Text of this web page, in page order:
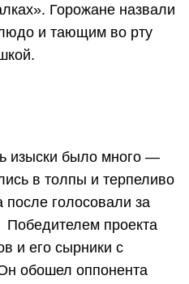
Горожане назвали
и тающим во рту
изыски было много —
в толпы и терпеливо
голосовали за
проекта
и его сырники с
обошел оппонента